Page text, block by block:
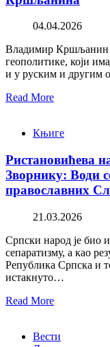
04.04.2026
Владимир Кршљанин
геополитике, који
и у руским и другим
Read More
Књиге
Ристановићева
Зворнику: Води
православних
21.03.2026
Српски народ је био
сепаратизму, а као
Република Српска и
истакнуто…
Read More
Вести